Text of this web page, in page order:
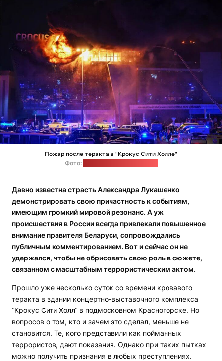
Пожар после теракта в "Крокус Сити Холле"
Фото:
Давно известна страсть Александра Лукашенко
демонстрировать свою причастность к событиям,
имеющим громкий мировой резонанс. А уж
происшествия в России всегда привлекали повышенное
внимание правителя Беларуси, сопровождались
публичным комментированием. Вот и сейчас он не
удержался, чтобы не обрисовать свою роль в cюжете,
связанном с масштабным террористическим актом.
Прошло уже несколько суток со времени кровавого
теракта в здании концертно-выставочного комплекса
“Крокус Сити Холл“ в подмосковном Красногорске. Но
вопросов о том, кто и зачем это сделал, меньше не
становится. Те, кого представили как пойманных
террористов, дают показания. Однако при таких пытках
можно получить признания в любых преступлениях.